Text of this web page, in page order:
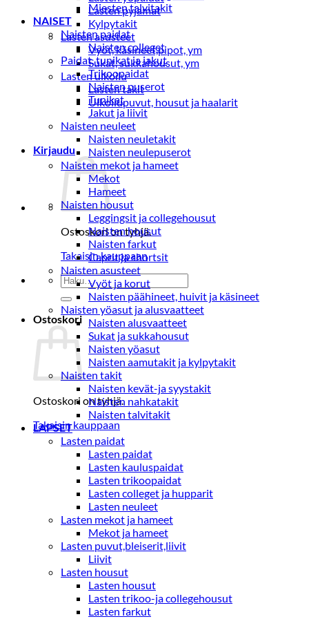
Lasten pyjamat
Kylpytakit
Lasten asusteet
Vyöt, käsineet,pipot, ym
Sukat, sukkahousut, ym
Lasten ulkoilu
Lasten takit
Ulkoilupuvut, housut ja haalarit
Kirjaudu
Ostoskori on tyhjä.
Takaisin kauppaan
Etsi:
Ostoskori
Ostoskori on tyhjä.
Takaisin kauppaan
Miesten talvitakit
NAISET
Naisten paidat
Naisten colleget
Paidat, tunikat ja jakut
Trikoopaidat
Naisten puserot
Tunikat
Jakut ja liivit
Naisten neuleet
Naisten neuletakit
Naisten neulepuserot
Naisten mekot ja hameet
Mekot
Hameet
Naisten housut
Leggingsit ja collegehousut
Naisten housut
Naisten farkut
Caprit ja shortsit
Naisten asusteet
Vyöt ja korut
Naisten päähineet, huivit ja käsineet
Naisten yöasut ja alusvaatteet
Naisten alusvaatteet
Sukat ja sukkahousut
Naisten yöasut
Naisten aamutakit ja kylpytakit
Naisten takit
Naisten kevät-ja syystakit
Naisten nahkatakit
Naisten talvitakit
LAPSET
Lasten paidat
Lasten paidat
Lasten kauluspaidat
Lasten trikoopaidat
Lasten colleget ja hupparit
Lasten neuleet
Lasten mekot ja hameet
Mekot ja hameet
Lasten puvut,bleiserit,liivit
Liivit
Lasten housut
Lasten housut
Lasten trikoo-ja collegehousut
Lasten farkut